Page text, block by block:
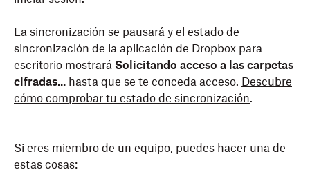
La sincronización se pausará y el estado de
sincronización de la aplicación de Dropbox para
escritorio mostrará Solicitando acceso a las carpetas
cifradas... hasta que se te conceda acceso. Descubre
cómo comprobar tu estado de sincronización.
Si eres miembro de un equipo, puedes hacer una de
estas cosas: